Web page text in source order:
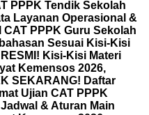
PPPK Tendik Sekolah
Layanan Operasional &
PPPK Guru Sekolah
Sesuai Kisi-Kisi
Kisi-Kisi Materi
Kemensos 2026,
SEKARANG! Daftar
Ujian CAT PPPK
Jadwal & Aturan Main